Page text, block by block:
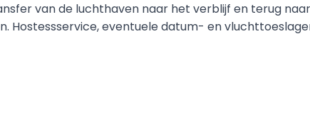
van de luchthaven naar het verblijf en terug
eventuele datum- en